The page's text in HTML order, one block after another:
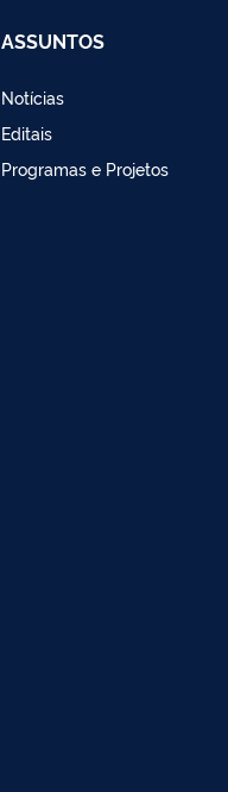
ASSUNTOS
Notícias
Editais
Programas e Projetos